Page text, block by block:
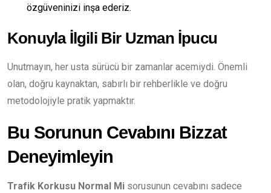
özgüveninizi inşa ederiz.
Konuyla İlgili Bir Uzman İpucu
Unutmayın, her usta sürücü bir zamanlar acemiydi. Önemli
olan, doğru kaynaktan, sabırlı bir rehberlikle ve doğru
metodolojiyle pratik yapmaktır.
Bu Sorunun Cevabını Bizzat
Deneyimleyin
Trafik Korkusu Normal Mi sorusunun cevabını sadece